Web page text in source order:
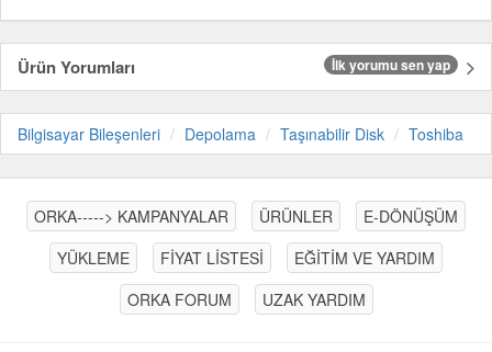
Ürün Yorumları İlk yorumu sen yap
Bilgisayar Bileşenleri Depolama Taşınabilir Disk Toshiba
ORKA-----> KAMPANYALAR ÜRÜNLER
E-DÖNÜŞÜM
YÜKLEME
FİYAT LİSTESİ
EĞİTİM VE YARDIM
ORKA FORUM
UZAK YARDIM